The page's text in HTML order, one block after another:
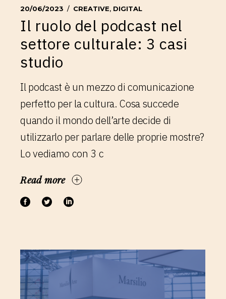
20/06/2023 CREATIVE, DIGITAL
Il ruolo del podcast nel
settore culturale: 3 casi
studio
Il podcast è un mezzo di comunicazione
perfetto per la cultura. Cosa succede
quando il mondo dell’arte decide di
utilizzarlo per parlare delle proprie mostre?
Lo vediamo con 3 c
Read more